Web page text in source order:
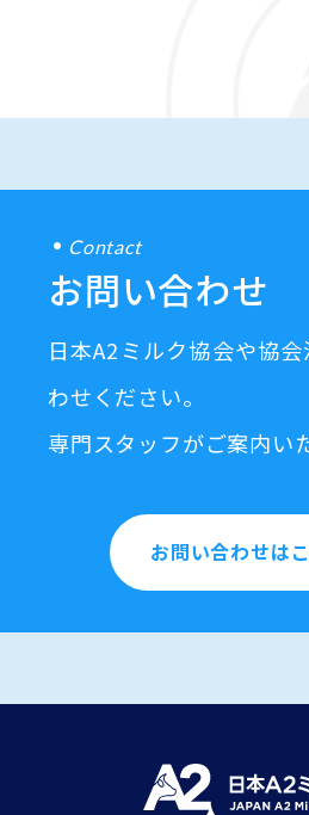
Contact
お問い合わせ
日本A2ミルク協会や協
わせください。
専門スタッフがご案内い
お問い合わせは